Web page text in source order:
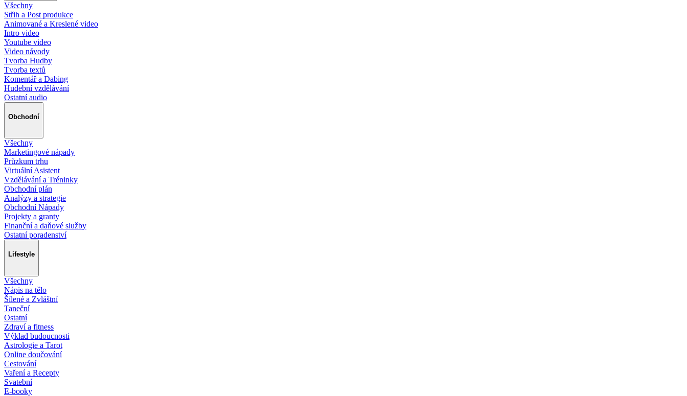
Všechny
Střih a Post produkce
Animované a Kreslené video
Intro video
Youtube video
Video návody
Tvorba Hudby
Tvorba textů
Komentář a Dabing
Hudební vzdělávání
Ostatní audio
Obchodní
Všechny
Marketingové nápady
Průzkum trhu
Virtuální Asistent
Vzdělávání a Tréninky
Obchodní plán
Analýzy a strategie
Obchodní Nápady
Projekty a granty
Finanční a daňové služby
Ostatní poradenství
Lifestyle
Všechny
Nápis na tělo
Šílené a Zvláštní
Taneční
Ostatní
Zdraví a fitness
Výklad budoucnosti
Astrologie a Tarot
Online doučování
Cestování
Vaření a Recepty
Svatební
E-booky